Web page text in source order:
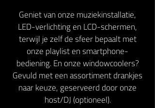
Geniet van onze muziekinstallatie,
LED-verlichting en LCD-schermen,
terwijl je zelf de sfeer bepaalt met
onze playlist en smartphone-
bediening. En onze windowcoolers?
Gevuld met een assortiment drankjes
naar keuze, geserveerd door onze
host/DJ (optioneel).